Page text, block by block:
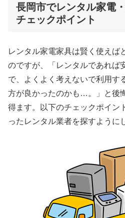
長岡市でレンタル家電
チェックポイント
レンタル家電家具は賢く使えば
のですが、「レンタルであれば
で、よくよく考えないで利用す
方が良かったのかも…。」と後
得ます。以下のチェックポイン
ったレンタル業者を探すように